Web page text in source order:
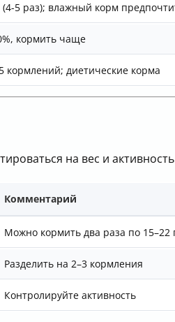
5 раз); влажный корм
кормить чаще
кормлений; диетические корма
на вес и
Комментарий
Можно кормить два раза по 15–22
Разделить на 2–3 кормления
Контролируйте активность